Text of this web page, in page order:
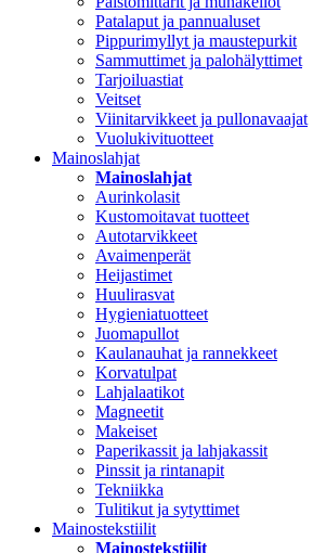
Patalaput ja pannualuset
Pippurimyllyt ja maustepurkit
Sammuttimet ja palohälyttimet
Tarjoiluastiat
Veitset
Viinitarvikkeet ja pullonavaajat
Vuolukivituotteet
Mainoslahjat
Mainoslahjat
Aurinkolasit
Kustomoitavat tuotteet
Autotarvikkeet
Avaimenperät
Heijastimet
Huulirasvat
Hygieniatuotteet
Juomapullot
Kaulanauhat ja rannekkeet
Korvatulpat
Lahjalaatikot
Magneetit
Makeiset
Paperikassit ja lahjakassit
Pinssit ja rintanapit
Tekniikka
Tulitikut ja sytyttimet
Mainostekstiilit
Mainostekstiilit